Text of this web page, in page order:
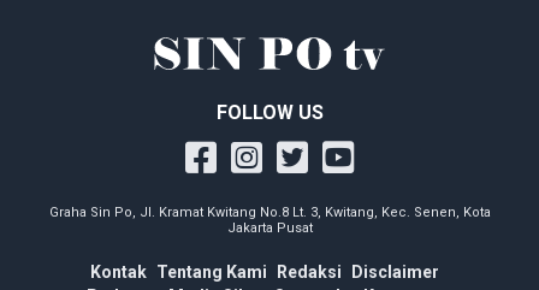
FOLLOW US
Graha Sin Po, Jl. Kramat Kwitang No.8 Lt. 3, Kwitang, Kec. Senen, Kota
Jakarta Pusat
Kontak Tentang Kami Redaksi
Disclaimer